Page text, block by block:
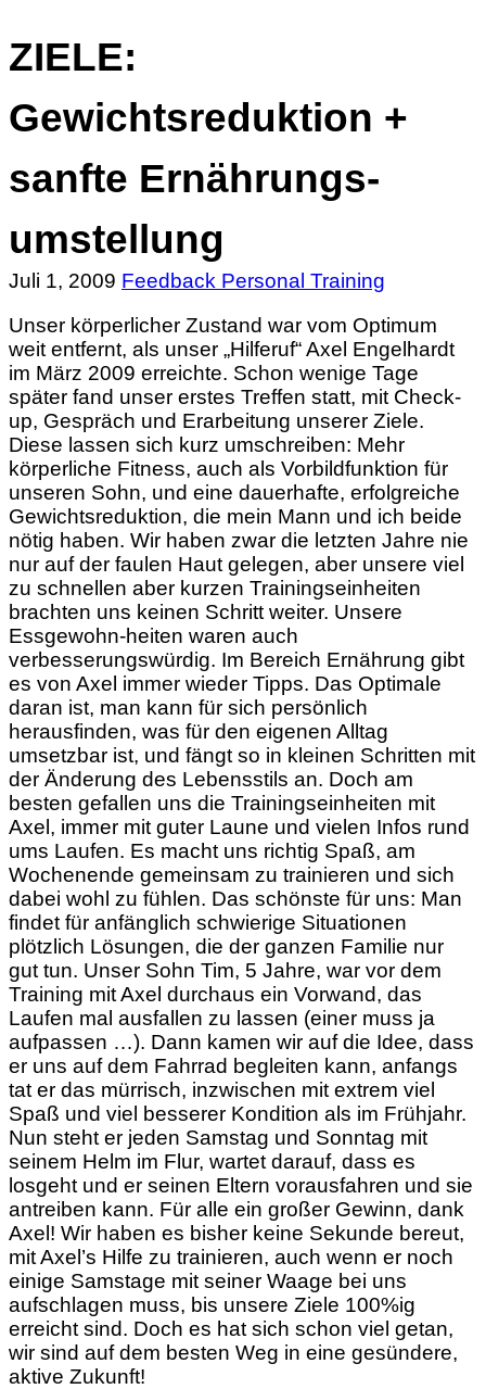
ZIELE:
Gewichtsreduktion +
sanfte Ernährungs-
umstellung
Juli 1, 2009 Feedback Personal Training
Unser körperlicher Zustand war vom Optimum
weit entfernt, als unser „Hilferuf“ Axel Engelhardt
im März 2009 erreichte. Schon wenige Tage
später fand unser erstes Treffen statt, mit Check-
up, Gespräch und Erarbeitung unserer Ziele.
Diese lassen sich kurz umschreiben: Mehr
körperliche Fitness, auch als Vorbildfunktion für
unseren Sohn, und eine dauerhafte, erfolgreiche
Gewichtsreduktion, die mein Mann und ich beide
nötig haben. Wir haben zwar die letzten Jahre nie
nur auf der faulen Haut gelegen, aber unsere viel
zu schnellen aber kurzen Trainingseinheiten
brachten uns keinen Schritt weiter. Unsere
Essgewohn-heiten waren auch
verbesserungswürdig. Im Bereich Ernährung gibt
es von Axel immer wieder Tipps. Das Optimale
daran ist, man kann für sich persönlich
herausfinden, was für den eigenen Alltag
umsetzbar ist, und fängt so in kleinen Schritten mit
der Änderung des Lebensstils an. Doch am
besten gefallen uns die Trainingseinheiten mit
Axel, immer mit guter Laune und vielen Infos rund
ums Laufen. Es macht uns richtig Spaß, am
Wochenende gemeinsam zu trainieren und sich
dabei wohl zu fühlen. Das schönste für uns: Man
findet für anfänglich schwierige Situationen
plötzlich Lösungen, die der ganzen Familie nur
gut tun. Unser Sohn Tim, 5 Jahre, war vor dem
Training mit Axel durchaus ein Vorwand, das
Laufen mal ausfallen zu lassen (einer muss ja
aufpassen …). Dann kamen wir auf die Idee, dass
er uns auf dem Fahrrad begleiten kann, anfangs
tat er das mürrisch, inzwischen mit extrem viel
Spaß und viel besserer Kondition als im Frühjahr.
Nun steht er jeden Samstag und Sonntag mit
seinem Helm im Flur, wartet darauf, dass es
losgeht und er seinen Eltern vorausfahren und sie
antreiben kann. Für alle ein großer Gewinn, dank
Axel! Wir haben es bisher keine Sekunde bereut,
mit Axel’s Hilfe zu trainieren, auch wenn er noch
einige Samstage mit seiner Waage bei uns
aufschlagen muss, bis unsere Ziele 100%ig
erreicht sind. Doch es hat sich schon viel getan,
wir sind auf dem besten Weg in eine gesündere,
aktive Zukunft!